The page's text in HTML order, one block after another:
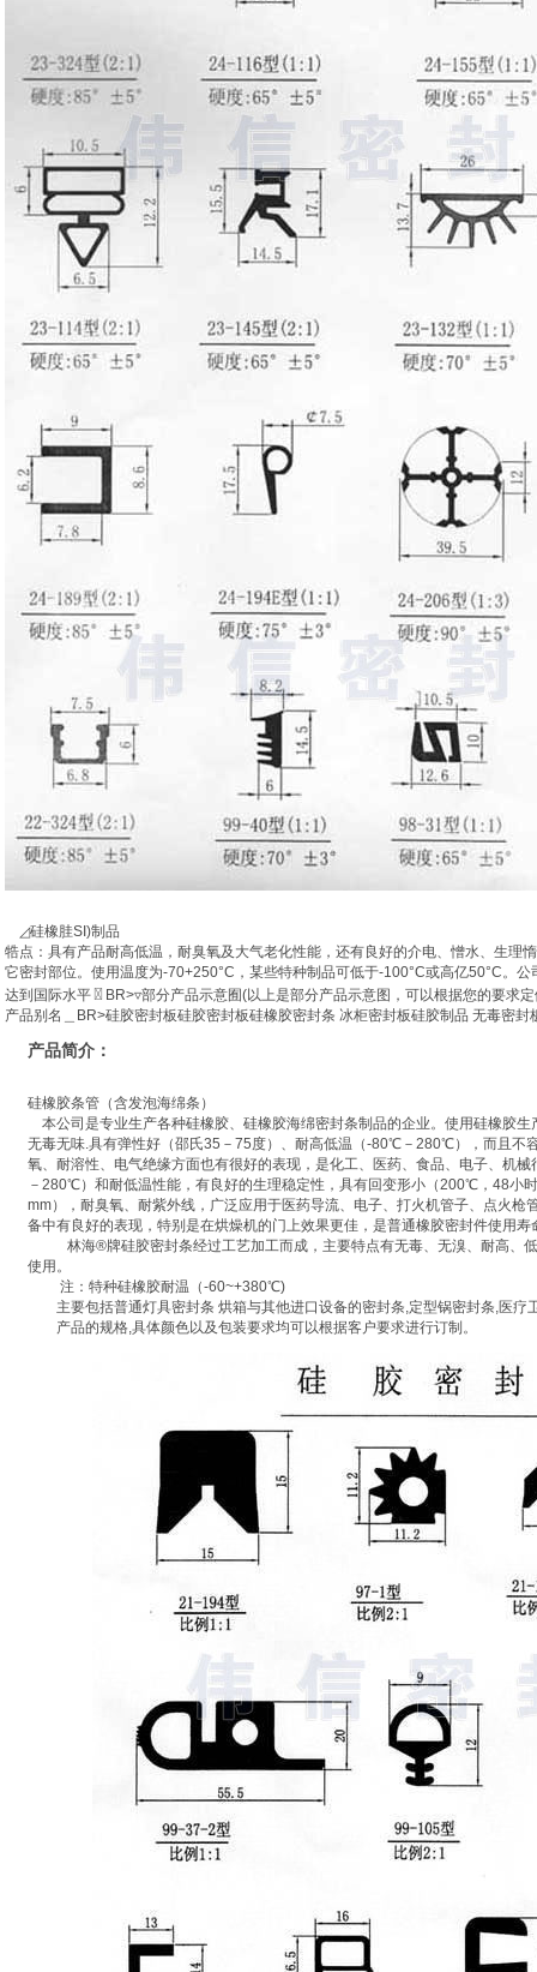
◿硅橡胿SI)制品
牿点：具有产品耐高低温，耐臭氧及大气老化性能，还有良好的介电、憎水、生理
它密封部位。使用温度为-70+250°C，某些特种制品可低于-100°C或高亿50°C。
达到国际水平〿BR>▿部分产品示意囿(以上是部分产品示意图，可以根据您的要求
产品别名＿BR>硅胶密封板硅胶密封板硅橡胶密封条 冰柜密封板硅胶制品 无毒密封
产品简介：
硅橡胶条管（含发泡海绵条）
本公司是专业生产各种硅橡胶、硅橡胶海绵密封条制品的企业。使用硅橡胶
无毒无味.具有弹性好（邵氏35－75度）、耐高低温（-80℃－280℃），而且不
氧、耐溶性、电气绝缘方面也有很好的表现，是化工、医药、食品、电子、机
－280℃）和耐低温性能，有良好的生理稳定性，具有回变形小（200℃，48小
mm），耐臭氧、耐紫外线，广泛应用于医药导流、电子、打火机管子、点火
备中有良好的表现，特别是在烘燥机的门上效果更佳，是普通橡胶密封件使用寿
林海®牌硅胶密封条经过工艺加工而成，主要特点有无毒、无溴、耐高、
使用。
注：特种硅橡胶耐温（-60~+380℃)
主要包括普通灯具密封条 烘箱与其他进口设备的密封条,定型锅密封条,医
产品的规格,具体颜色以及包装要求均可以根据客户要求进行订制。